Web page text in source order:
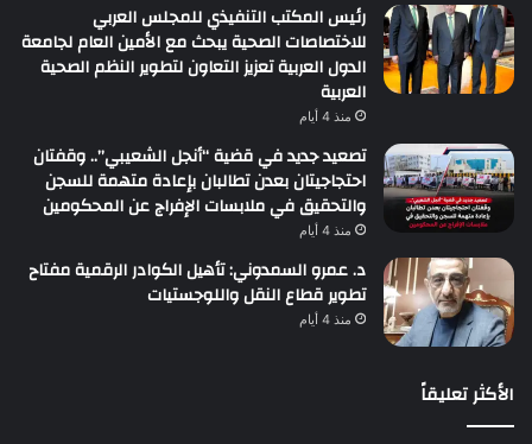
رئيس المكتب التنفيذي للمجلس العربي
للاختصاصات الصحية يبحث مع الأمين العام لجامعة
الدول العربية تعزيز التعاون لتطوير النظم الصحية
العربية
منذ 4 أيام
تصعيد جديد في قضية “أنجل الشعيبي”.. وقفتان
احتجاجيتان بعدن تطالبان بإعادة متهمة للسجن
والتحقيق في ملابسات الإفراج عن المحكومين
منذ 4 أيام
د. عمرو السمدوني: تأهيل الكوادر الرقمية مفتاح
تطوير قطاع النقل واللوجستيات
منذ 4 أيام
الأكثر تعليقاً